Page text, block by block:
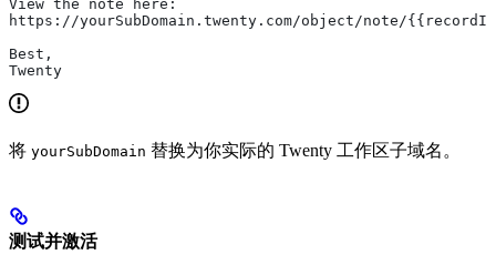
View the note here:
https://yourSubDomain.twenty.com/object/note/
Best,
Twenty
将 yourSubDomain 替换为你实际的 Twenty 工作区子域名。
测试并激活